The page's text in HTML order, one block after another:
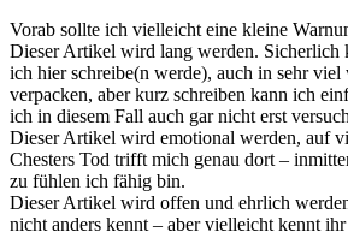
Vorab sollte ich vielleicht eine kleine
Dieser Artikel wird lang werden. Sicherlich
ich hier schreibe(n werde), auch in sehr viel
verpacken, aber kurz schreiben kann ich
ich in diesem Fall auch gar nicht erst
Dieser Artikel wird emotional werden, auf
Chesters Tod trifft mich genau dort –
zu fühlen ich fähig bin.
Dieser Artikel wird offen und ehrlich
nicht anders kennt – aber vielleicht kennt